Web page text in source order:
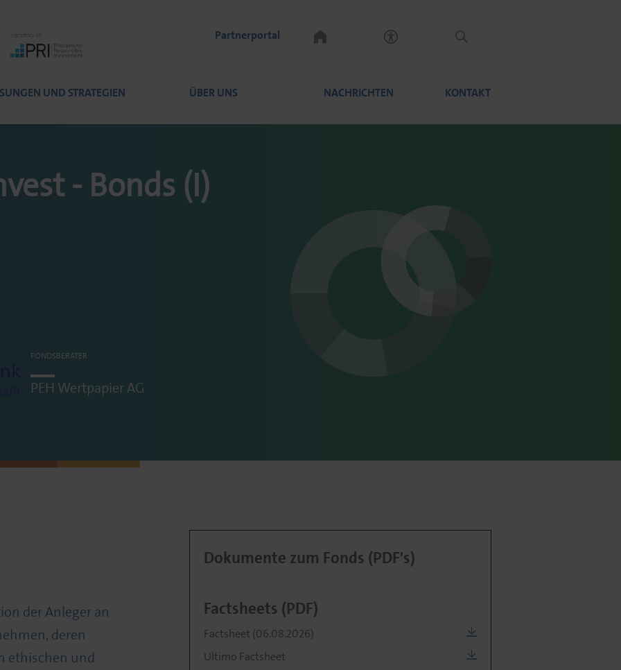
Partnerportal
UND STRATEGIEN ÜBER UNS NACHRICHTEN KONTAKT
- Bonds (I)
FONDSBERATER
PEH WertpapierAG
der Anleger an
deren
ethischen und
Dokumente zum Fonds (PDF's)
Factsheets (PDF)
Factsheet (06.08.2026)
Ultimo Factsheet